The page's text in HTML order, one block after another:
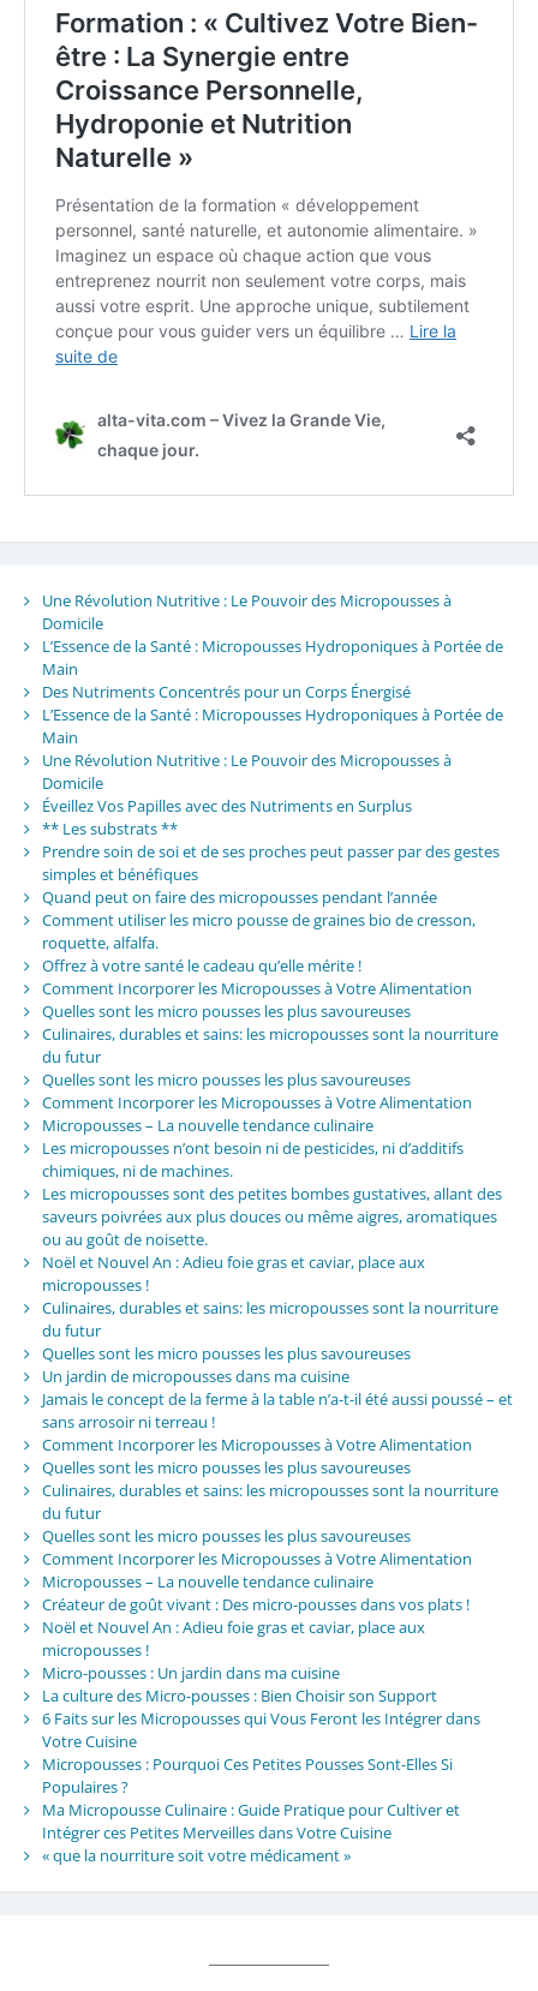
Une Révolution Nutritive : Le Pouvoir des Micropousses à
Domicile
L’Essence de la Santé : Micropousses Hydroponiques à Portée de
Main
Des Nutriments Concentrés pour un Corps Énergisé
L’Essence de la Santé : Micropousses Hydroponiques à Portée de
Main
Une Révolution Nutritive : Le Pouvoir des Micropousses à
Domicile
Éveillez Vos Papilles avec des Nutriments en Surplus
** Les substrats **
Prendre soin de soi et de ses proches peut passer par des gestes
simples et bénéfiques
Quand peut on faire des micropousses pendant l’année
Comment utiliser les micro pousse de graines bio de cresson,
roquette, alfalfa.
Offrez à votre santé le cadeau qu’elle mérite !
Comment Incorporer les Micropousses à Votre Alimentation
Quelles sont les micro pousses les plus savoureuses
Culinaires, durables et sains: les micropousses sont la nourriture
du futur
Quelles sont les micro pousses les plus savoureuses
Comment Incorporer les Micropousses à Votre Alimentation
Micropousses – La nouvelle tendance culinaire
Les micropousses n’ont besoin ni de pesticides, ni d’additifs
chimiques, ni de machines.
Les micropousses sont des petites bombes gustatives, allant des
saveurs poivrées aux plus douces ou même aigres, aromatiques
ou au goût de noisette.
Noël et Nouvel An : Adieu foie gras et caviar, place aux
micropousses !
Culinaires, durables et sains: les micropousses sont la nourriture
du futur
Quelles sont les micro pousses les plus savoureuses
Un jardin de micropousses dans ma cuisine
Jamais le concept de la ferme à la table n’a-t-il été aussi poussé – et
sans arrosoir ni terreau !
Comment Incorporer les Micropousses à Votre Alimentation
Quelles sont les micro pousses les plus savoureuses
Culinaires, durables et sains: les micropousses sont la nourriture
du futur
Quelles sont les micro pousses les plus savoureuses
Comment Incorporer les Micropousses à Votre Alimentation
Micropousses – La nouvelle tendance culinaire
Créateur de goût vivant : Des micro-pousses dans vos plats !
Noël et Nouvel An : Adieu foie gras et caviar, place aux
micropousses !
Micro-pousses : Un jardin dans ma cuisine
La culture des Micro-pousses : Bien Choisir son Support
6 Faits sur les Micropousses qui Vous Feront les Intégrer dans
Votre Cuisine
Micropousses : Pourquoi Ces Petites Pousses Sont-Elles Si
Populaires ?
Ma Micropousse Culinaire : Guide Pratique pour Cultiver et
Intégrer ces Petites Merveilles dans Votre Cuisine
« que la nourriture soit votre médicament »